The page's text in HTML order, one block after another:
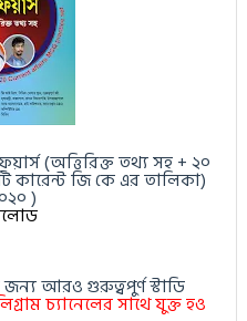
(অত্তিরিক্ত তথ্য সহ + ২০
কারেন্ট জি কে এর তালিকা)
)
আরও গুরুত্বপুর্ণ স্টাডি
চ্যানেলের সাথে যুক্ত হও